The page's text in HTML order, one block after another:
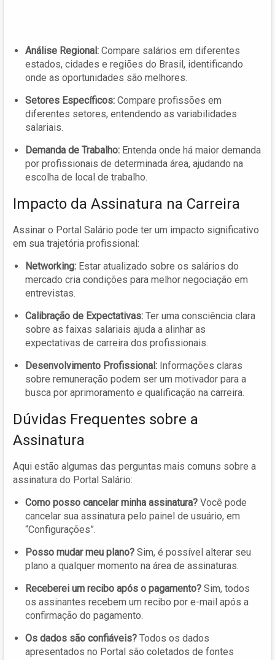
Análise Regional: Compare salários em diferentes
estados, cidades e regiões do Brasil, identificando
onde as oportunidades são melhores.
Setores Específicos: Compare profissões em
diferentes setores, entendendo as variabilidades
salariais.
Demanda de Trabalho: Entenda onde há maior demanda
por profissionais de determinada área, ajudando na
escolha de local de trabalho.
Impacto da Assinatura na Carreira
Assinar o Portal Salário pode ter um impacto significativo
em sua trajetória profissional:
Networking: Estar atualizado sobre os salários do
mercado cria condições para melhor negociação em
entrevistas.
Calibração de Expectativas: Ter uma consciência clara
sobre as faixas salariais ajuda a alinhar as
expectativas de carreira dos profissionais.
Desenvolvimento Profissional: Informações claras
sobre remuneração podem ser um motivador para a
busca por aprimoramento e qualificação na carreira.
Dúvidas Frequentes sobre a
Assinatura
Aqui estão algumas das perguntas mais comuns sobre a
assinatura do Portal Salário:
Como posso cancelar minha assinatura? Você pode
cancelar sua assinatura pelo painel de usuário, em
“Configurações”.
Posso mudar meu plano? Sim, é possível alterar seu
plano a qualquer momento na área de assinaturas.
Receberei um recibo após o pagamento? Sim, todos
os assinantes recebem um recibo por e-mail após a
confirmação do pagamento.
Os dados são confiáveis? Todos os dados
apresentados no Portal são coletados de fontes